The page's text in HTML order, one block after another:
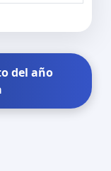
del año